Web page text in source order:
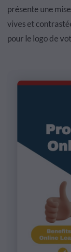
présente une
vives et
pour le logo de